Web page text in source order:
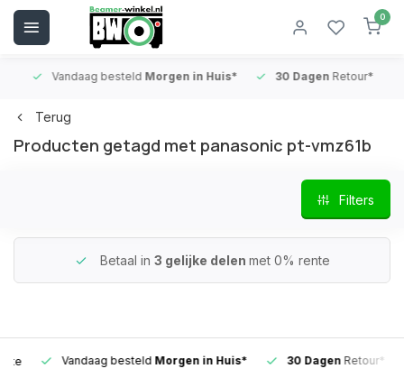
0
Vandaag besteldMorgen in Huis* 30 DagenRetour*
Terug
Producten getagd met panasonic pt-vmz61b
Filters
Betaal in 3 gelijke delen met 0% rente
Vandaag besteldMorgen in Huis* 30 DagenRetour*